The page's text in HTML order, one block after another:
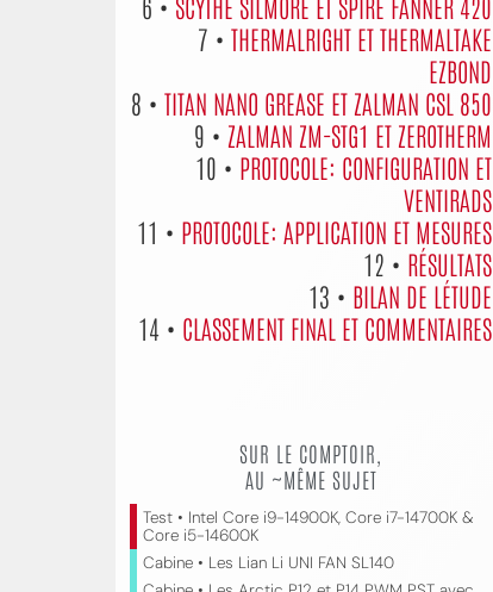
7 • THERMALRIGHT ET THERMALTAKE
EZBOND
8 • TITAN NANO GREASE ET ZALMAN CSL 850
9 • ZALMAN ZM-STG1 ET ZEROTHERM
10 • PROTOCOLE: CONFIGURATION ET
VENTIRADS
11 • PROTOCOLE: APPLICATION ET MESURES
12 • RÉSULTATS
13 • BILAN DE LÉTUDE
14 • CLASSEMENT FINAL ET COMMENTAIRES
SUR LE COMPTOIR,
AU ~MÊME SUJET
Test • Intel Core i9-14900K, Core i7-14700K &
Core i5-14600K
Cabine • Les Lian Li UNI FAN SL140